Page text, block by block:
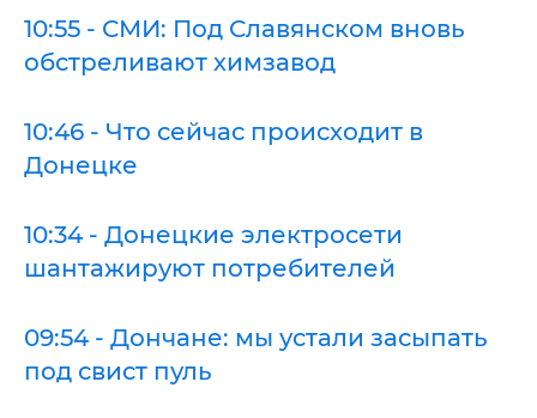
10:55 - СМИ: Под Славянском вновь
обстреливают химзавод
10:46 - Что сейчас происходит в
Донецке
10:34 - Донецкие электросети
шантажируют потребителей
09:54 - Дончане: мы устали засыпать
под свист пуль